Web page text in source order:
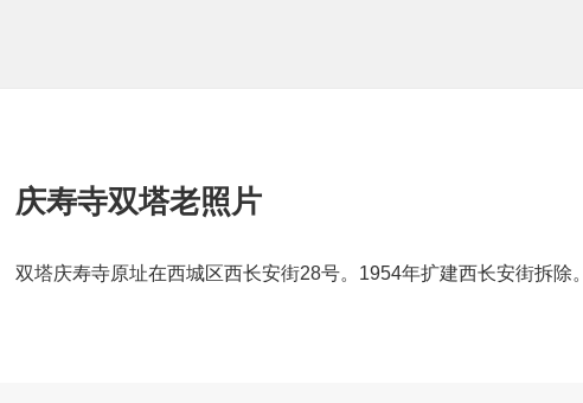
庆寿寺双塔老照片
双塔庆寿寺原址在西城区西长安街28号。1954年扩建西长安街拆除。